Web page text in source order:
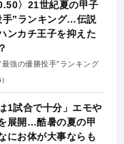
〉21世紀夏の甲子
手”ランキング…伝説
ンカチ王子を抑えた
強の優勝投手”ランキング
1試合で十分」エモや
展開…酷暑の夏の甲
にお体が大事ならも